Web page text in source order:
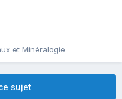
et Minéralogie
sujet